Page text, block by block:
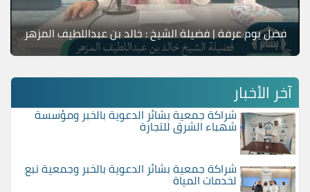
فضل يوم عرفة | فضيلة الشيخ : خالد بن عبداللطيف المزهر
آخر الأخبار
شراكة جمعية بشائر الدعوية بالخبر ومؤسسة
شهباء الشرق للتجارة
شراكة جمعية بشائر الدعوية بالخبر وجمعية نبع
لخدمات المياة